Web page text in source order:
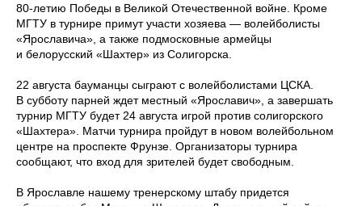
80-летию Победы в Великой Отечественной войне. Кроме
МГТУ в турнире примут участи хозяева — волейболисты
«Ярославича», а также подмосковные армейцы
и белорусский «Шахтер» из Солигорска.
22 августа бауманцы сыграют с волейболистами ЦСКА.
В субботу парней ждет местный «Ярославич», а завершать
турнир МГТУ будет 24 августа игрой против солигорского
«Шахтера». Матчи турнира пройдут в новом волейбольном
центре на проспекте Фрунзе. Организаторы турнира
сообщают, что вход для зрителей будет свободным.
В Ярославле нашему тренерскому штабу придется